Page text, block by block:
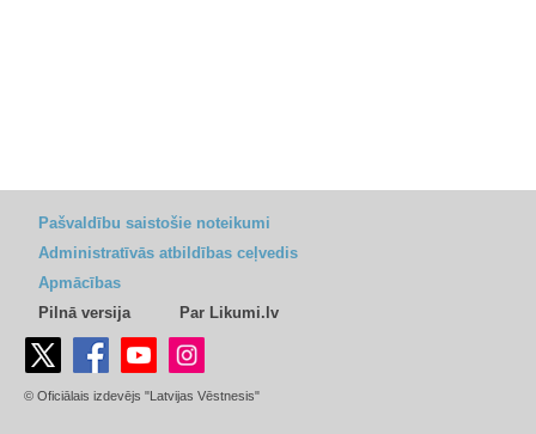
Pašvaldību saistošie noteikumi
Administratīvās atbildības ceļvedis
Apmācības
Pilnā versija
Par Likumi.lv
© Oficiālais izdevējs "Latvijas Vēstnesis"